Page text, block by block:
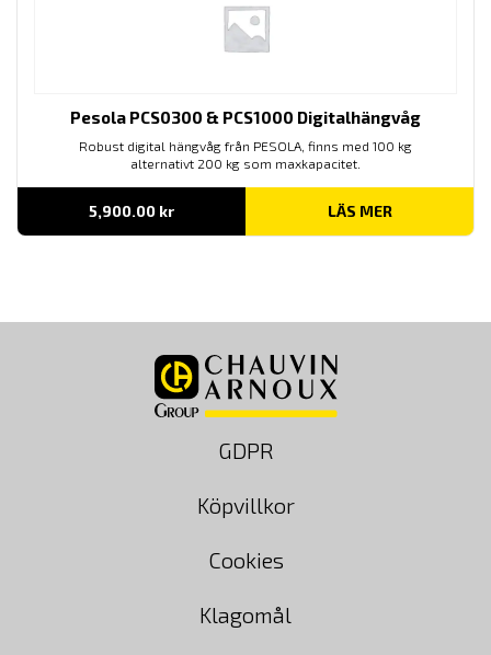
Pesola PCS0300 & PCS1000 Digitalhängvåg
Robust digital hängvåg från PESOLA, finns med 100 kg
alternativt 200 kg som maxkapacitet.
5,900.00 kr LÄS MER
GDPR
Köpvillkor
Cookies
Klagomål